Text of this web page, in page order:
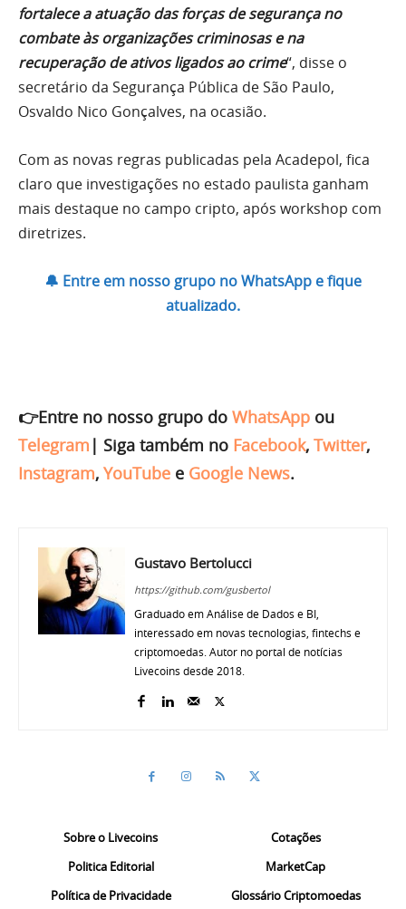
fortalece a atuação das forças de segurança no
combate às organizações criminosas e na
recuperação de ativos ligados ao crime“, disse o
secretário da Segurança Pública de São Paulo,
Osvaldo Nico Gonçalves, na ocasião.
Com as novas regras publicadas pela Acadepol, fica
claro que investigações no estado paulista ganham
mais destaque no campo cripto, após workshop com
diretrizes.
🔔 Entre em nosso grupo no WhatsApp e fique
atualizado.
👉Entre no nosso grupo do WhatsApp ou
Telegram | Siga também no Facebook, Twitter,
Instagram, YouTube e Google News.
Gustavo Bertolucci
https://github.com/gusbertol
Graduado em Análise de Dados e BI,
interessado em novas tecnologias, fintechs e
criptomoedas. Autor no portal de notícias
Livecoins desde 2018.
Sobre o Livecoins
Politica Editorial
Política de Privacidade
Cotações
MarketCap
Glossário Criptomoedas